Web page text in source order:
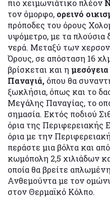
πιο χειμωνιάτικο πλέον
τον όμορφο, ορεινό
πρόποδες του όρους
υψόμετρο, με τα πλούσια
νερά. Μεταξύ των
Όρους, σε απόσταση 16
βρίσκεται και η
Παναγιά, όπου θα
ξωκλήσια, όπως και το
Μεγάλης Παναγίας, το
σημασία. Εκτός ποδιού
όρια της Περιφερειακής
όρια με την
περάστε μια βόλτα και
κωμόπολη 2,5 χιλιάδων
οποία θα βρείτε
Ανθεμούντα με τον
στον Θερμαϊκό Κόλπο.